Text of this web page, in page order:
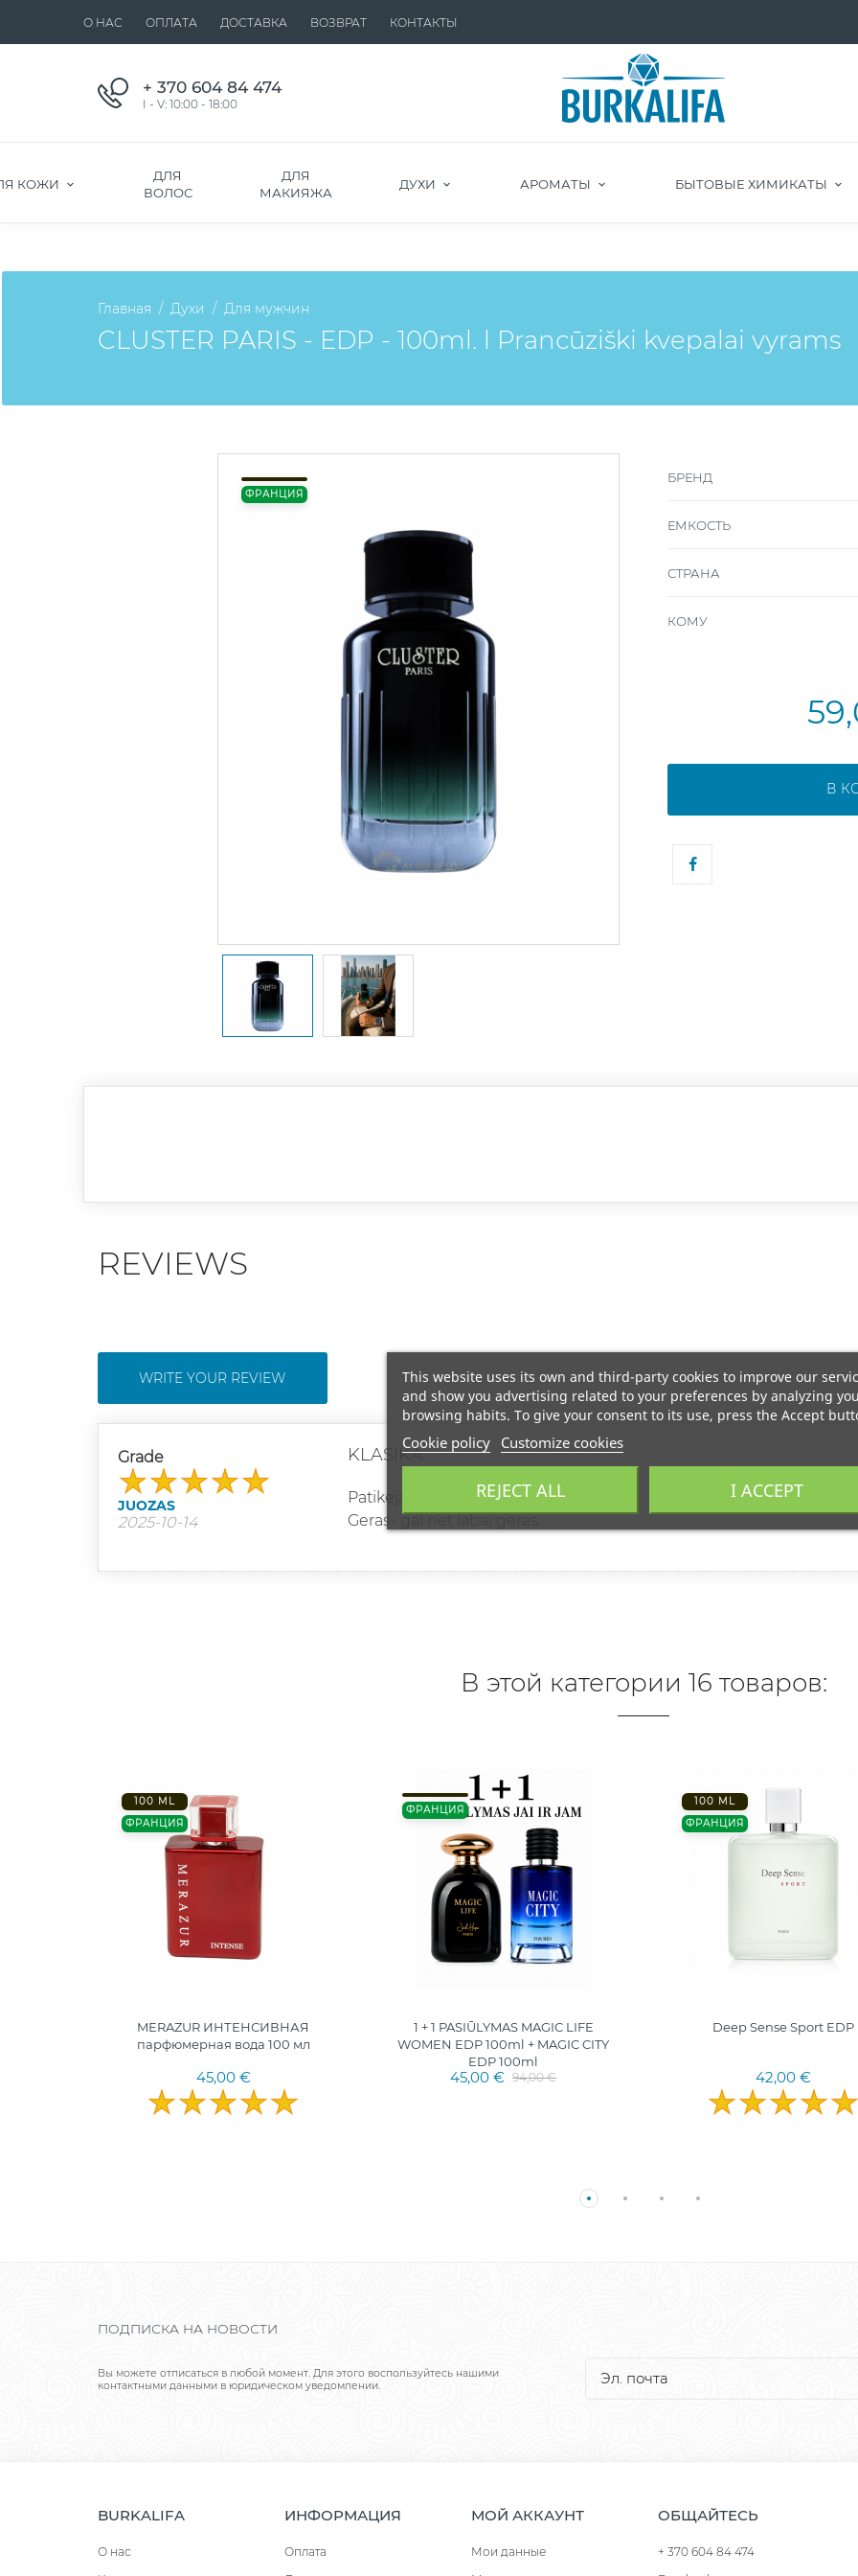
О НАС ОПЛАТА ДОСТАВКА ВОЗВРАТ КОНТАКТЫ
+ 370 604 84 474
I - V: 10:00 - 18:00
КОЖИ
ДЛЯ
ВОЛОС
ДЛЯ
МАКИЯЖА
ДУХИ АРОМАТЫ БЫТОВЫЕ ХИМИКАТЫ
Главная Духи Для мужчин
CLUSTER PARIS - EDP - 100ml. l Pranсūziški kvepalai vyrams
ФРАНЦИЯ
БРЕНД
ЕМКОСТЬ
СТРАНА
КОМУ
В
REVIEWS
WRITE YOUR REVIEW
Grade
JUOZAS
2025-10-14
KLASIKA
Patikejau patarimais, ir nesigailiu.
Geras- gal net labai geras.
В этой категории 16 товаров:
100 ML
ФРАНЦИЯ
MERAZUR ИНТЕНСИВНАЯ
парфюмерная вода 100 мл
45,00 €
ФРАНЦИЯ
1 + 1 PASIŪLYMAS MAGIC LIFE
WOMEN EDP 100ml + MAGIC CITY
EDP 100ml
45,00 € 94,00 €
100 ML
ФРАНЦИЯ
Deep Sense Sport EDP
42,00 €
ПОДПИСКА НА НОВОСТИ
Вы можете отписаться в любой момент. Для этого воспользуйтесь нашими
контактными данными в юридическом уведомлении.
BURKALIFA
О нас
ИНФОРМАЦИЯ
Оплата
МОЙ АККАУНТ
Мои данные
ОБЩАЙТЕСЬ
+ 370 604 84 474
This website uses its own and third-party cookies to improve our
and show you advertising related to your preferences by analyzing
browsing habits. To give your consent to its use, press the Accept
Cookie policy Customize cookies
REJECT ALL I ACCEPT